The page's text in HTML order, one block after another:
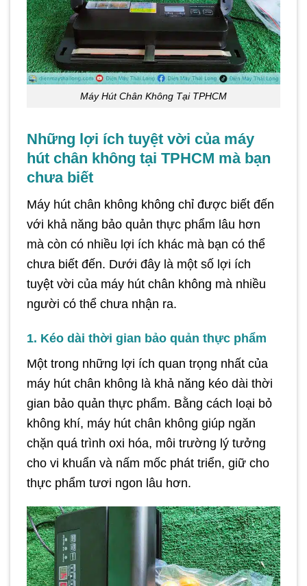
Máy Hút Chân Không Tại TPHCM
Những lợi ích tuyệt vời của máy
hút chân không tại TPHCM mà bạn
chưa biết
Máy hút chân không không chỉ được biết đến
với khả năng bảo quản thực phẩm lâu hơn
mà còn có nhiều lợi ích khác mà bạn có thể
chưa biết đến. Dưới đây là một số lợi ích
tuyệt vời của máy hút chân không mà nhiều
người có thể chưa nhận ra.
1. Kéo dài thời gian bảo quản thực phẩm
Một trong những lợi ích quan trọng nhất của
máy hút chân không là khả năng kéo dài thời
gian bảo quản thực phẩm. Bằng cách loại bỏ
không khí, máy hút chân không giúp ngăn
chặn quá trình oxi hóa, môi trường lý tưởng
cho vi khuẩn và nấm mốc phát triển, giữ cho
thực phẩm tươi ngon lâu hơn.